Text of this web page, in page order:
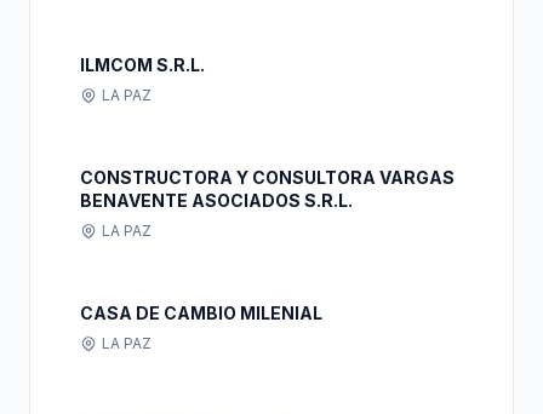
ILMCOM S.R.L.
LA PAZ
CONSTRUCTORA Y CONSULTORA VARGAS
BENAVENTE ASOCIADOS S.R.L.
LA PAZ
CASA DE CAMBIO MILENIAL
LA PAZ